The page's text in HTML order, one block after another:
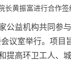
长黄振富进行合作签
公益机构共同参
议室举行。项目
提高环卫工人、